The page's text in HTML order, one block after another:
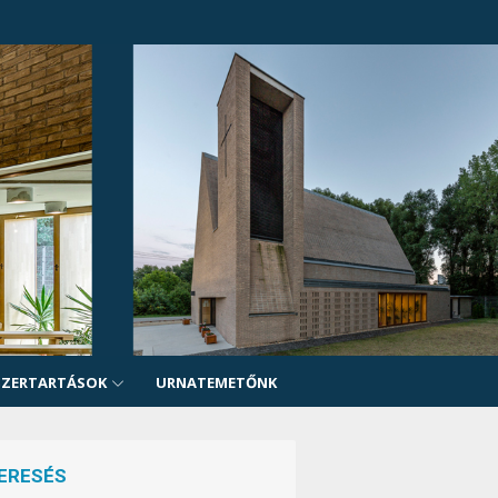
URNATEMETŐNK